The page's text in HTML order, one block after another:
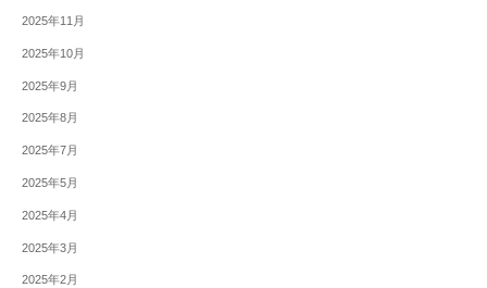
2025年11月
2025年10月
2025年9月
2025年8月
2025年7月
2025年5月
2025年4月
2025年3月
2025年2月